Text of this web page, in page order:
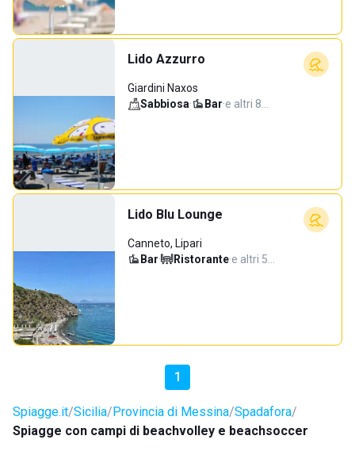
Lido Azzurro
Giardini Naxos
Sabbiosa· Bar·e altri 8…
Lido Blu Lounge
Canneto, Lipari
Bar· Ristorante·e altri 5…
1
Spiagge.it Sicilia Provincia di Messina Spadafora
Spiagge con campi di beachvolley e beachsoccer